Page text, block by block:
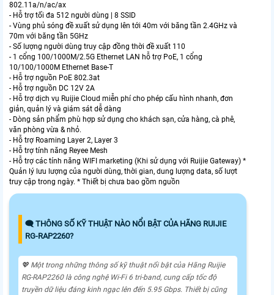
802.11a/n/ac/ax
- Hỗ trợ tối đa 512 người dùng | 8 SSID
- Vùng phủ sóng đề xuất sử dụng lên tới 40m với băng tần 2.4GHz và
70m với băng tần 5GHz
- Số lượng người dùng truy cập đồng thời đề xuất 110
- 1 cổng 100/1000M/2.5G Ethernet LAN hỗ trợ PoE, 1 cổng
10/100/1000M Ethernet Base-T
- Hỗ trợ nguồn PoE 802.3at
- Hỗ trợ nguồn DC 12V 2A
- Hỗ trợ dịch vụ Ruijie Cloud miễn phí cho phép cấu hình nhanh, đơn
giản, quản lý và giám sát dễ dàng
- Dòng sản phẩm phù hợp sử dụng cho khách sạn, cửa hàng, cà phê,
văn phòng vừa & nhỏ.
- Hỗ trợ Roaming Layer 2, Layer 3
- Hỗ trợ tính năng Reyee Mesh
- Hỗ trợ các tính năng WIFI marketing (Khi sử dụng với Ruijie Gateway) *
Quản lý lưu lượng của người dùng, thời gian, dung lượng data, số lượt
truy cập trong ngày. * Thiết bị chưa bao gồm nguồn
🗨️ THÔNG SỐ KỸ THUẬT NÀO NỔI BẬT CỦA HÃNG RUIJIE
RG-RAP2260?
💖 Một trong những thông số kỹ thuật nổi bật của Hãng Ruijie
RG-RAP2260 là công nghệ Wi-Fi 6 tri-band, cung cấp tốc độ
truyền dữ liệu đáng kinh ngạc lên đến 5.95 Gbps. Thiết bị cũng